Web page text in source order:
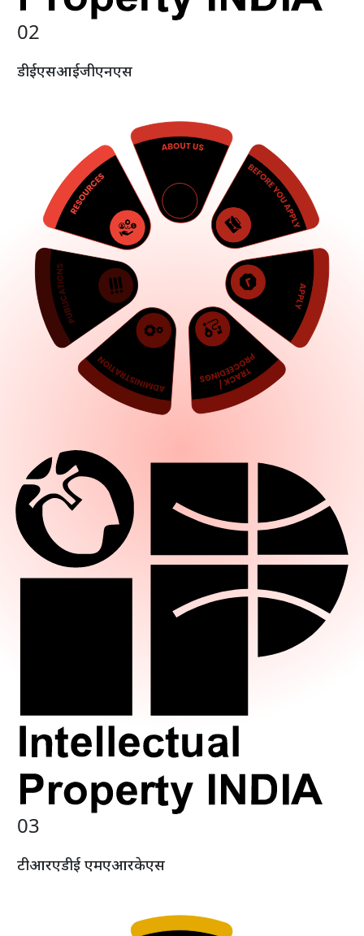
02
डीईएसआईजीएनएस
03
टीआरएडीई एमएआरकेएस